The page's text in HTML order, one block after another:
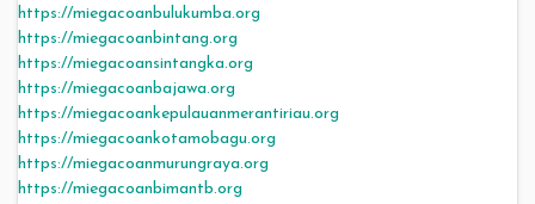
https://miegacoanbulukumba.org
https://miegacoanbintang.org
https://miegacoansintangka.org
https://miegacoanbajawa.org
https://miegacoankepulauanmerantiriau.org
https://miegacoankotamobagu.org
https://miegacoanmurungraya.org
https://miegacoanbimantb.org